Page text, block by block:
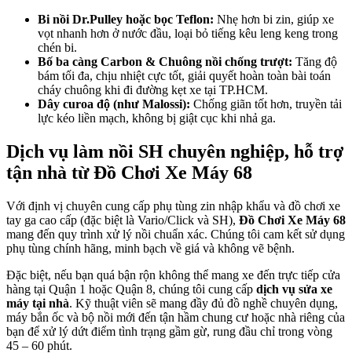
Bi nồi Dr.Pulley hoặc bọc Teflon: Nhẹ hơn bi zin, giúp xe
vọt nhanh hơn ở nước đầu, loại bỏ tiếng kêu leng keng trong
chén bi.
Bố ba càng Carbon & Chuông nồi chống trượt: Tăng độ
bám tối đa, chịu nhiệt cực tốt, giải quyết hoàn toàn bài toán
cháy chuông khi đi đường kẹt xe tại TP.HCM.
Dây curoa độ (như Malossi): Chống giãn tốt hơn, truyền tải
lực kéo liền mạch, không bị giật cục khi nhả ga.
Dịch vụ làm nồi SH chuyên nghiệp, hỗ trợ
tận nhà từ Đồ Chơi Xe Máy 68
Với định vị chuyên cung cấp phụ tùng zin nhập khẩu và đồ chơi xe
tay ga cao cấp (đặc biệt là Vario/Click và SH), Đồ Chơi Xe Máy 68
mang đến quy trình xử lý nồi chuẩn xác. Chúng tôi cam kết sử dụng
phụ tùng chính hãng, minh bạch về giá và không vẽ bệnh.
Đặc biệt, nếu bạn quá bận rộn không thể mang xe đến trực tiếp cửa
hàng tại Quận 1 hoặc Quận 8, chúng tôi cung cấp dịch vụ sửa xe
máy tại nhà. Kỹ thuật viên sẽ mang đầy đủ đồ nghề chuyên dụng,
máy bắn ốc và bộ nồi mới đến tận hầm chung cư hoặc nhà riêng của
bạn để xử lý dứt điểm tình trạng gầm gừ, rung đầu chỉ trong vòng
45 – 60 phút.